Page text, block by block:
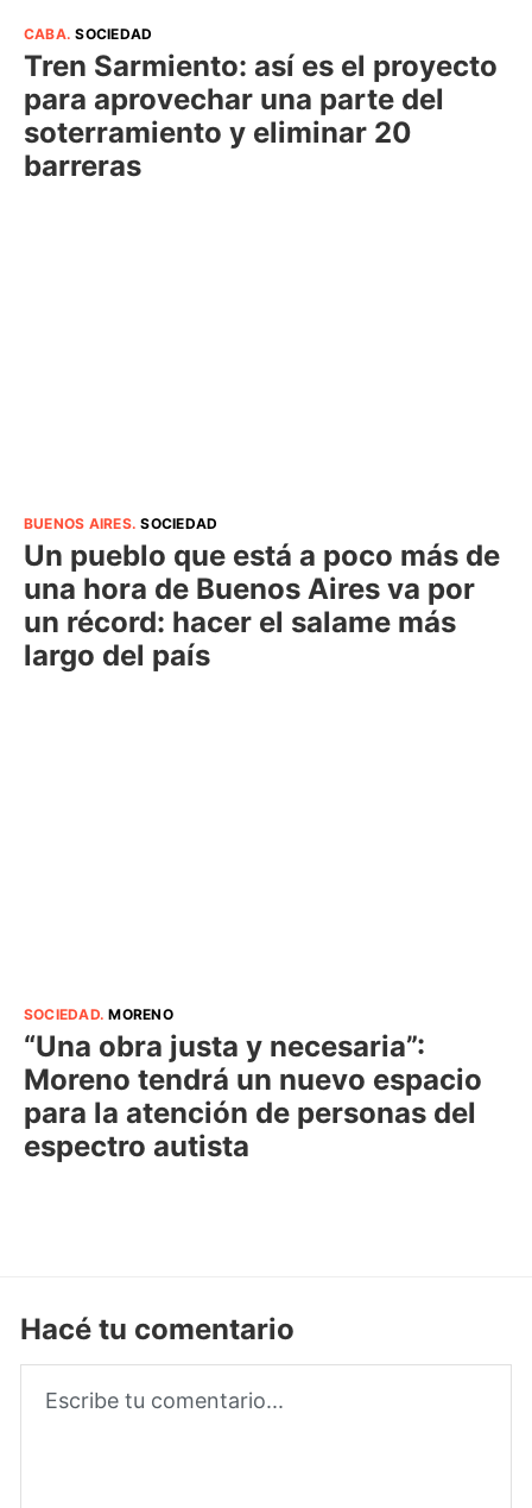
CABA.SOCIEDAD
Tren Sarmiento: así es el proyecto
para aprovechar una parte del
soterramiento y eliminar 20
barreras
BUENOS AIRES.SOCIEDAD
Un pueblo que está a poco más de
una hora de Buenos Aires va por
un récord: hacer el salame más
largo del país
SOCIEDAD.MORENO
“Una obra justa y necesaria”:
Moreno tendrá un nuevo espacio
para la atención de personas del
espectro autista
Hacé tu comentario